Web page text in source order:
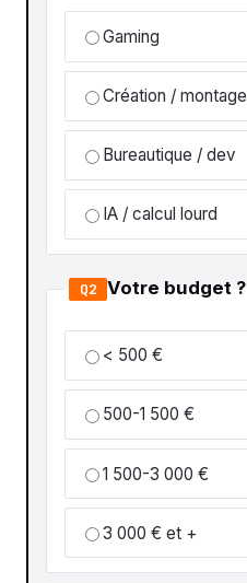
Gaming
Création / montage
Bureautique / dev
IA / calcul lourd
Q2 Votre budget ?
< 500 €
500-1 500 €
1 500-3 000 €
3 000 € et +